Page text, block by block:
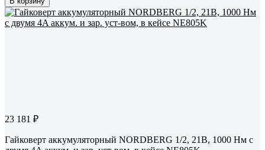
23 181 ₽
Гайковерт аккумуляторный NORDBERG 1/2, 21В, 1000 Нм с